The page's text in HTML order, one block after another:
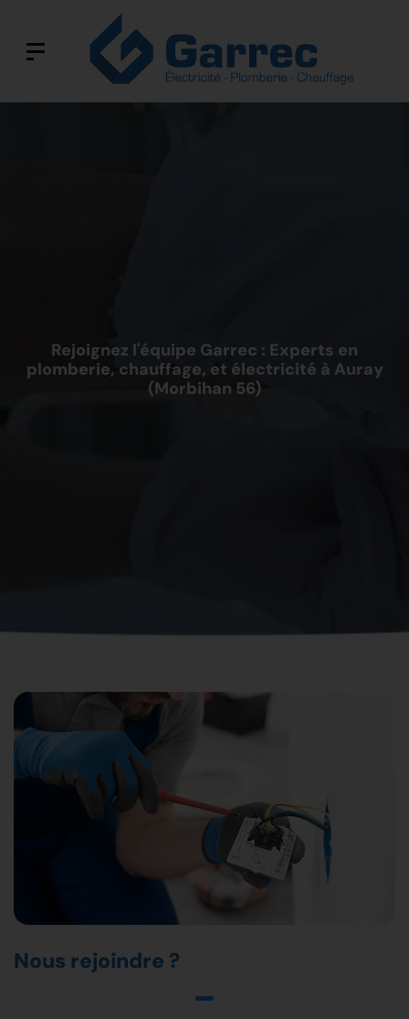
Rejoignez l'équipe Garrec : Experts en
plomberie, chauffage, et électricité à Auray
(Morbihan 56)
Nous rejoindre ?